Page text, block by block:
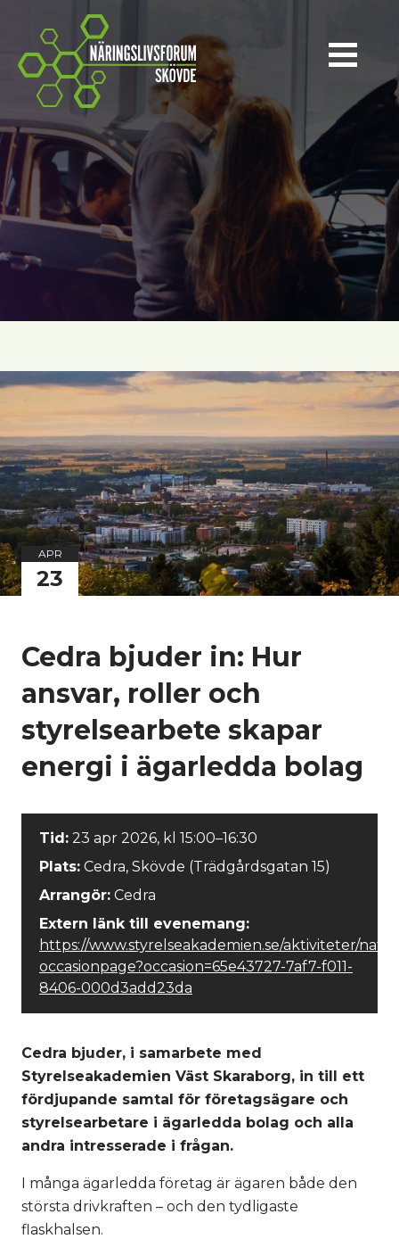
Näringslivsforum Skövde
APR
23
Cedra bjuder in: Hur
ansvar, roller och
styrelsearbete skapar
energi i ägarledda bolag
Tid: 23 apr 2026, kl 15:00–16:30
Plats: Cedra, Skövde (Trädgårdsgatan 15)
Arrangör: Cedra
Extern länk till evenemang:
https://www.styrelseakademien.se/aktiviteter/
occasionpage?occasion=65e43727-7af7-f011-
8406-000d3add23da
Cedra bjuder, i samarbete med
Styrelseakademien Väst Skaraborg, in till ett
fördjupande samtal för företagsägare och
styrelsearbetare i ägarledda bolag och alla
andra intresserade i frågan.
I många ägarledda företag är ägaren både den
största drivkraften – och den tydligaste
flaskhalsen.